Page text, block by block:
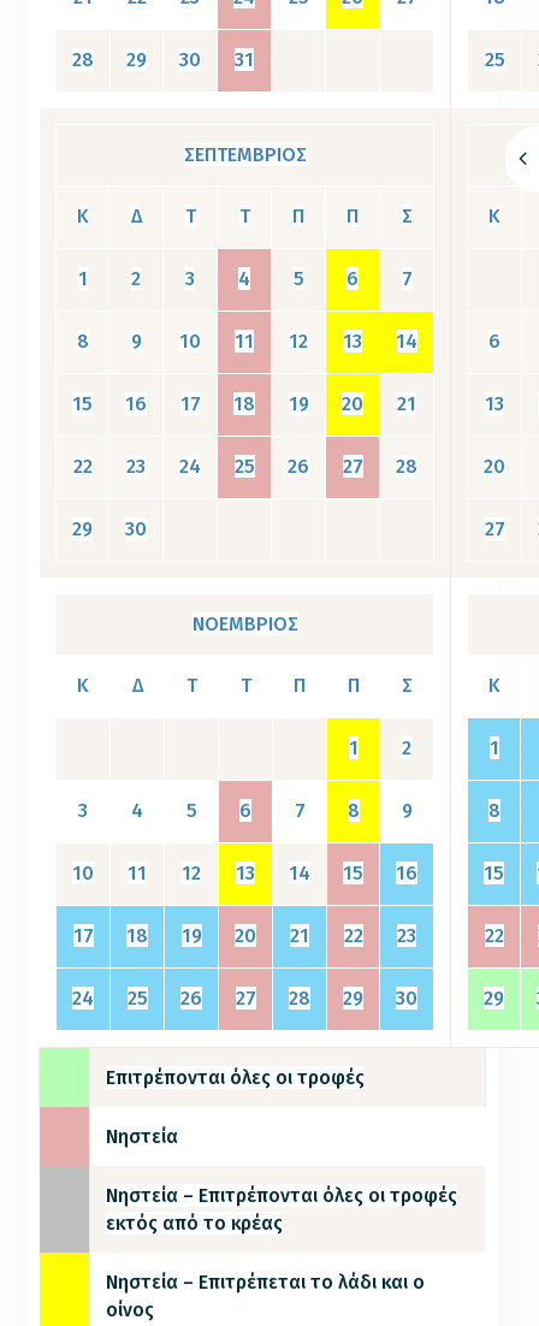
28 29 30 31 25
ΣΕΠΤΕΜΒΡΙΟΣ
Κ Δ Τ Τ Π Π Σ
1 2 3 4 5 6 7
8 9 10 11 12 13 14
15 16 17 18 19 20 21
22 23 24 25 26 27 28
29 30
Κ
6
13
20
27
ΝΟΕΜΒΡΙΟΣ
Κ Δ Τ Τ Π Π Σ
1 2
3 4 5 6 7 8 9
10 11 12 13 14 15 16
17 18 19 20 21 22 23
24 25 26 27 28 29 30
Κ
1
8
15
22
29
Επιτρέπονται όλες οι τροφές
Νηστεία
Νηστεία – Επιτρέπονται όλες οι τροφές
εκτός από το κρέας
Νηστεία – Επιτρέπεται το λάδι και ο
οίνος